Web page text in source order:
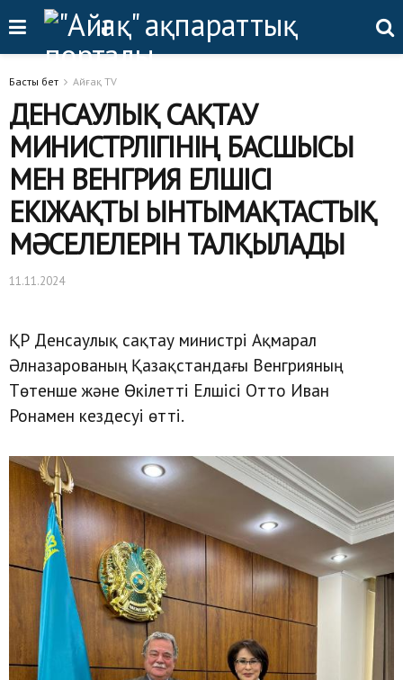
Басты бет Айғақ TV
ДЕНСАУЛЫҚ САҚТАУ
МИНИСТРЛІГІНІҢ БАСШЫСЫ
МЕН ВЕНГРИЯ ЕЛШІСІ
ЕКІЖАҚТЫ ЫНТЫМАҚТАСТЫҚ
МӘСЕЛЕЛЕРІН ТАЛҚЫЛАДЫ
11.11.2024
ҚР Денсаулық сақтау министрі Ақмарал
Әлназарованың Қазақстандағы Венгрияның
Төтенше және Өкілетті Елшісі Отто Иван
Ронамен кездесуі өтті.